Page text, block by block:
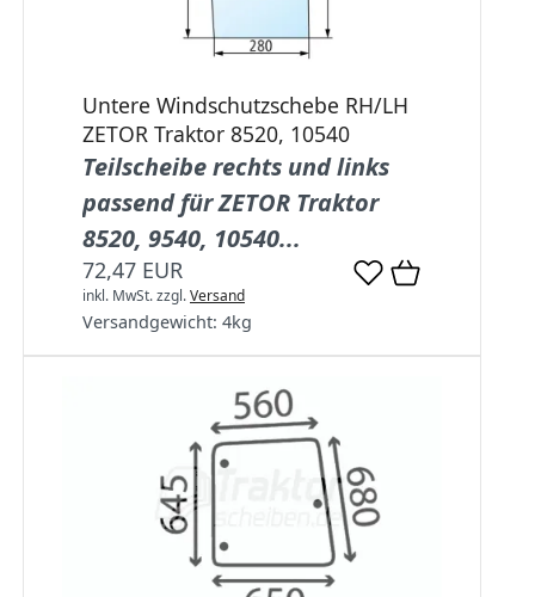
Untere Windschutzschebe RH/LH
ZETOR Traktor 8520, 10540
Teilscheibe rechts und links
passend für ZETOR Traktor
8520, 9540, 10540...
72,47 EUR
inkl. MwSt.zzgl.Versand
Versandgewicht: 4kg